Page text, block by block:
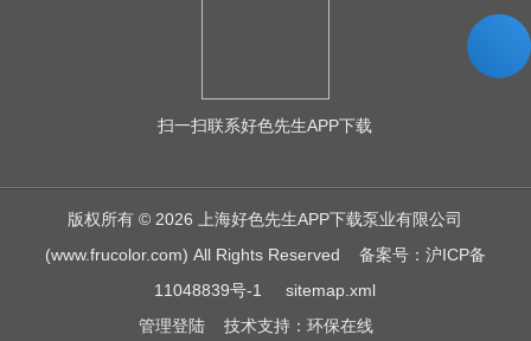
扫一扫联系好色先生APP下载
版权所有 © 2026 上海好色先生APP下载泵业有限公司
(www.frucolor.com) All Rights Reserved 备案号：沪ICP备
11048839号-1
sitemap.xml
管理登陆技术支持： 环保在线